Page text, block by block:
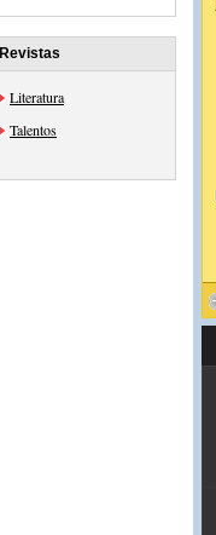
Revistas
Literatura
Talentos